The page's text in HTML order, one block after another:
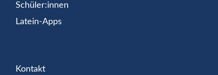
Schüler:innen
Latein-Apps
Kontakt